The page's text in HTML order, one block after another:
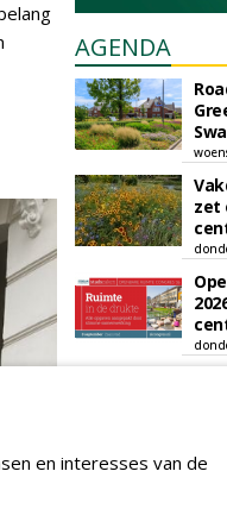
AGENDA
zet
en interesses van de